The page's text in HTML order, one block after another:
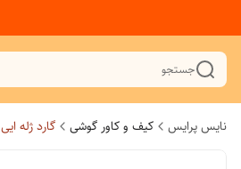
جستجو
نایس پرایس کیف و کاور گوشی گارد ژله ایی